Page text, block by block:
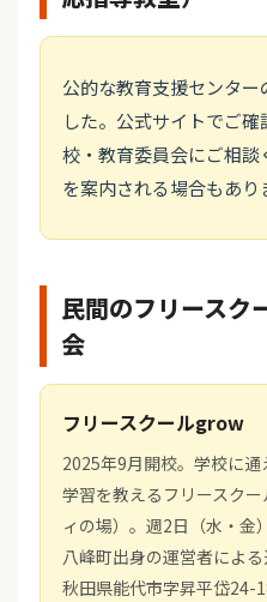
公的な教育支援センタ
した。公式サイトでご
校・教育委員会にご相
を案内される場合もあり
民間のフリースク
会
フリースクールgrow
2025年9月開校。学校に
学習を教えるフリースク
ィの場）。週2日（水・金
八峰町出身の運営者によ
秋田県能代市字昇平岱24-